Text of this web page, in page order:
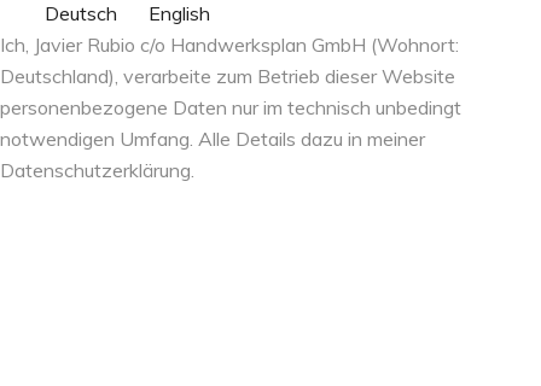
Deutsch
English
Ich, Javier Rubio c/o Handwerksplan GmbH (Wohnort:
Deutschland), verarbeite zum Betrieb dieser Website
personenbezogene Daten nur im technisch unbedingt
notwendigen Umfang. Alle Details dazu in meiner
Datenschutzerklärung.